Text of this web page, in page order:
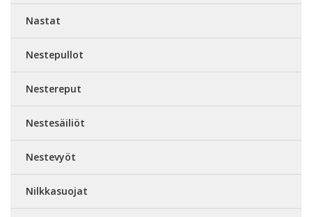
Nastat
Nestepullot
Nestereput
Nestesäiliöt
Nestevyöt
Nilkkasuojat